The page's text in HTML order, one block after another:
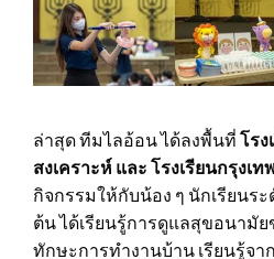
ล่าสุด ทีมไลอ้อน ได้ลงพื้นที่ โร
สงเคราะห์ และ โรงเรียนกรุงเ
กิจกรรมให้กับน้อง ๆ นักเรียน
ต้น ได้เรียนรู้การดูแลสุขอนามั
ทักษะการทำงานบ้าน เรียนรู้จ